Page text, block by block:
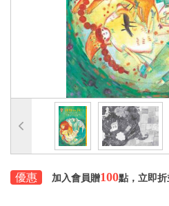
優惠 加入會員贈100點，立即折